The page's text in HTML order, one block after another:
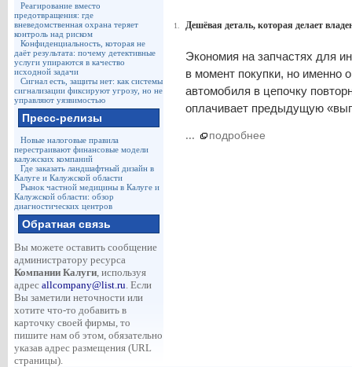
Реагирование вместо
предотвращения: где
вневедомственная охрана теряет
контроль над риском
Конфиденциальность, которая не
даёт результата: почему детективные
услуги упираются в качество
исходной задачи
Сигнал есть, защиты нет: как системы
сигнализации фиксируют угрозу, но не
управляют уязвимостью
Пресс-релизы
Новые налоговые правила
перестраивают финансовые модели
калужских компаний
Где заказать ландшафтный дизайн в
Калуге и Калужской области
Рынок частной медицины в Калуге и
Калужской области: обзор
диагностических центров
Обратная связь
Вы можете оставить сообщение
администратору ресурса
Компании Калуги, используя
адрес allcompany@list.ru. Если
Вы заметили неточности или
хотите что-то добавить в
карточку своей фирмы, то
пишите нам об этом, обязательно
указав адрес размещения (URL
страницы).
1. Дешёвая деталь, которая делает
Экономия на запчастях для
в момент покупки, но именно
автомобиля в цепочку
оплачивает предыдущую
... подробнее